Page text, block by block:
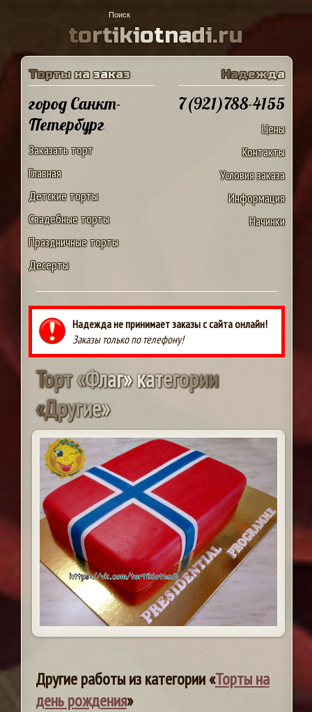
tortikiotnadi.ru
Торты на заказ
город Санкт-
Петербург
Заказать торт
Главная
Детские торты
Свадебные торты
Праздничные торты
Десерты
Надежда
7(921)788-4155
Цены
Контакты
Условия заказа
Информация
Начинки
Надежда не принимает заказы с сайта онлайн!
Заказы только по телефону!
Торт«Флаг»категории
«Другие»
Другие работы из категории «Торты на
день рождения»